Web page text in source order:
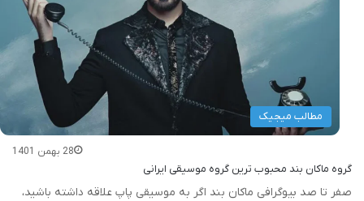
مطالب میجیک
28 بهمن 1401
گروه ماکان بند محبوب ترین گروه موسیقی ایرانی
صفر تا صد بیوگرافی ماکان بند اگر به موسیقی پاپ علاقه داشته باشید،